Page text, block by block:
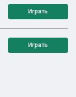
Играть
Играть